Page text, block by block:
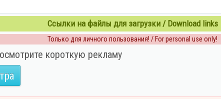
Ссылки на файлы для загрузки / Download links
Только для личного пользования! / For personal use only!
короткую рекламу